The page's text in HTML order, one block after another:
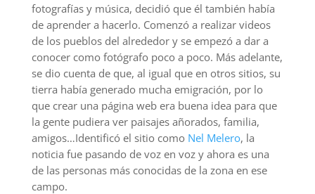
fotografías y música, decidió que él también había
de aprender a hacerlo. Comenzó a realizar videos
de los pueblos del alrededor y se empezó a dar a
conocer como fotógrafo poco a poco. Más adelante,
se dio cuenta de que, al igual que en otros sitios, su
tierra había generado mucha emigración, por lo
que crear una página web era buena idea para que
la gente pudiera ver paisajes añorados, familia,
amigos…Identificó el sitio como Nel Melero, la
noticia fue pasando de voz en voz y ahora es una
de las personas más conocidas de la zona en ese
campo.